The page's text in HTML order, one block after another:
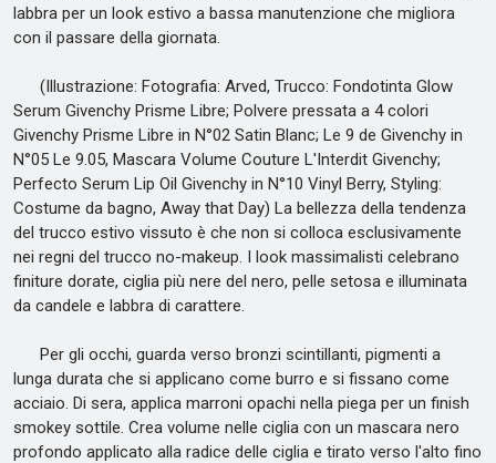
labbra per un look estivo a bassa manutenzione che migliora
con il passare della giornata.
(Illustrazione: Fotografia: Arved, Trucco: Fondotinta Glow
Serum Givenchy Prisme Libre; Polvere pressata a 4 colori
Givenchy Prisme Libre in N°02 Satin Blanc; Le 9 de Givenchy in
N°05 Le 9.05, Mascara Volume Couture L'Interdit Givenchy;
Perfecto Serum Lip Oil Givenchy in N°10 Vinyl Berry, Styling:
Costume da bagno, Away that Day) La bellezza della tendenza
del trucco estivo vissuto è che non si colloca esclusivamente
nei regni del trucco no-makeup. I look massimalisti celebrano
finiture dorate, ciglia più nere del nero, pelle setosa e illuminata
da candele e labbra di carattere.
Per gli occhi, guarda verso bronzi scintillanti, pigmenti a
lunga durata che si applicano come burro e si fissano come
acciaio. Di sera, applica marroni opachi nella piega per un finish
smokey sottile. Crea volume nelle ciglia con un mascara nero
profondo applicato alla radice delle ciglia e tirato verso l'alto fino